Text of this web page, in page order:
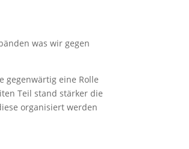
was wir gegen
gegenwärtig eine Rolle
Teil stand stärker die
organisiert werden